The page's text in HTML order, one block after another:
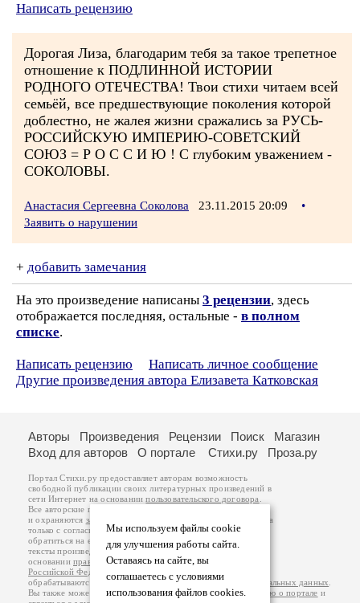
Написать рецензию
Дорогая Лиза, благодарим тебя за такое трепетное
отношение к ПОДЛИННОЙ ИСТОРИИ
РОДНОГО ОТЕЧЕСТВА! Твои стихи читаем всей
семьёй, все предшествующие поколения которой
доблестно, не жалея жизни сражались за РУСЬ-
РОССИЙСКУЮ ИМПЕРИЮ-СОВЕТСКИЙ
СОЮЗ = Р О С С И Ю ! С глубоким уважением -
СОКОЛОВЫ.
Анастасия Сергеевна Соколова 23.11.2015 20:09
•
Заявить о нарушении
+ добавить замечания
На это произведение написаны 3 рецензии, здесь
отображается последняя, остальные - в полном
списке.
Написать рецензию
Написать личное сообщение
Другие произведения автора Елизавета Катковская
Мы используем файлы cookie
для улучшения работы сайта.
Оставаясь на сайте, вы
соглашаетесь с условиями
использования файлов cookies.
Авторы Произведения Рецензии Поиск
Магазин
Вход для авторов
О портале Стихи.ру Проза.ру
Портал Стихи.ру предоставляет авторам возможность
свободной публикации своих литературных произведений в
сети Интернет на основаниипользовательского договора
Все авторские права на произведения принадлежат авторам
и охраняются законом
. Перепечатка произведений возможна
только с согласия его автора, к которому вы можете
обратиться на его авторской странице. Ответственность за
тексты произведений авторы несут самостоятельно на
основанииправил публикацииизаконодательства
Российской Федерации
обрабатываются на основанииПолитики обработки персональных данных
Вы также можете посмотреть более подробнуюинформацию о портале и